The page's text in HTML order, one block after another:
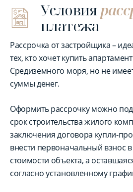
Условия
платежа
Рассрочка от застройщика –
тех, кто хочет купить
Средиземного моря, но не
суммы денег.
Оформить рассрочку можно под
срок строительства жилого
заключения договора купли-
внести первоначальный взнос
стоимости объекта, а
согласно установленному